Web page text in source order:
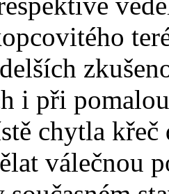
i při
chytla křeč
válečnou